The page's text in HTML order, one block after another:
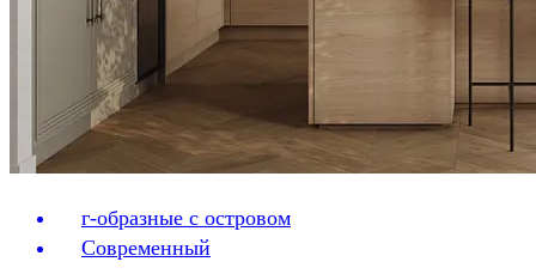
г-образные с островом
Современный